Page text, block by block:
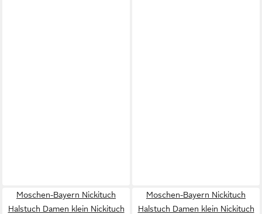
Moschen-Bayern Nickituch
Halstuch Damen klein Nickituch
Moschen-Bayern Nickituch
Halstuch Damen klein Nickituch